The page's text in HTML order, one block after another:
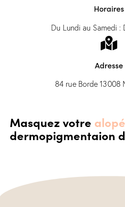
Horaires
Du Lundi au Samedi :
Adresse
84 rue Borde 13008
Masquez votre
dermopigmentaion